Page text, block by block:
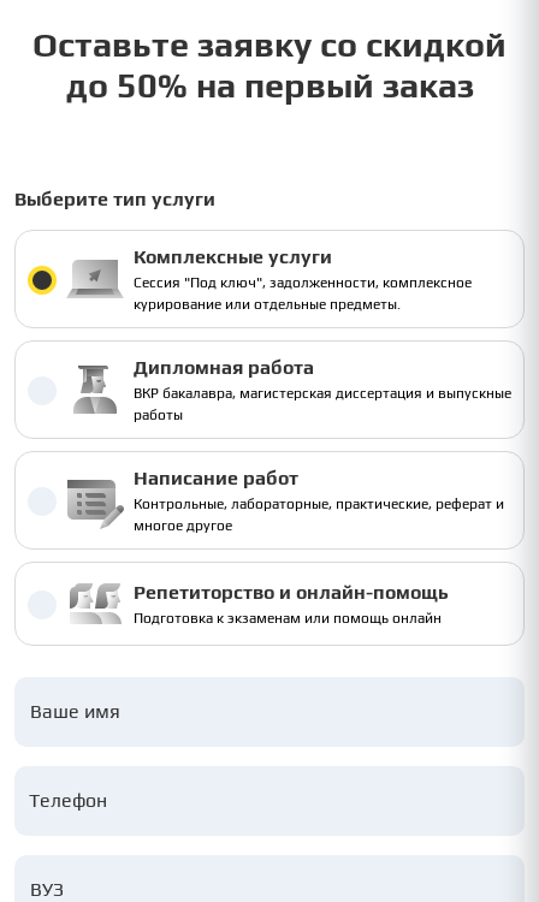
Оставьте заявку со скидкой
до 50% на первый заказ
Выберите тип услуги
Комплексные услуги
Сессия "Под ключ", задолженности, комплексное
курирование или отдельные предметы.
Дипломная работа
ВКР бакалавра, магистерская диссертация и выпускные
работы
Написание работ
Контрольные, лабораторные, практические, реферат и
многое другое
Репетиторство и онлайн-помощь
Подготовка к экзаменам или помощь онлайн
Ваше имя
ВУЗ